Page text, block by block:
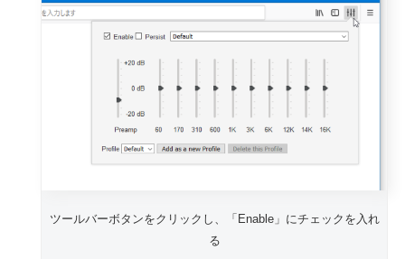
ツールバーボタンをクリックし、「Enable」にチェックを入れ
る